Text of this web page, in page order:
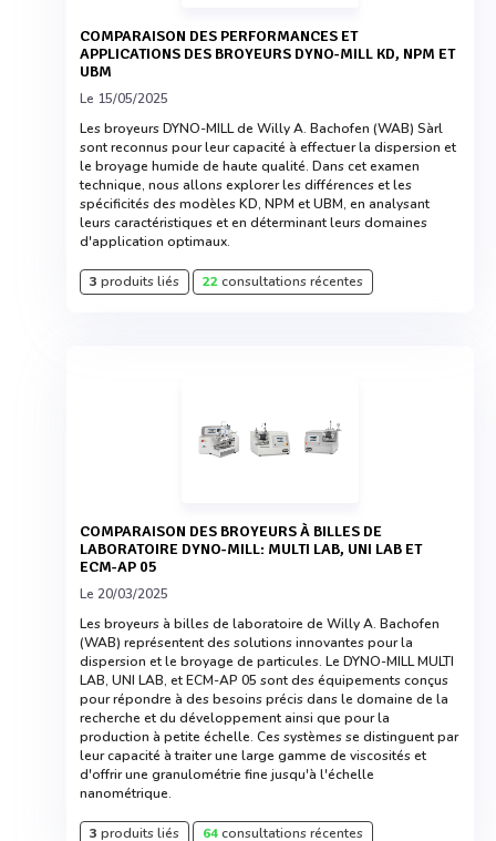
COMPARAISON DES PERFORMANCES ET
APPLICATIONS DES BROYEURS DYNO-MILL KD, NPM ET
UBM
Le 15/05/2025
Les broyeurs DYNO-MILL de Willy A. Bachofen (WAB) Sàrl
sont reconnus pour leur capacité à effectuer la dispersion et
le broyage humide de haute qualité. Dans cet examen
technique, nous allons explorer les différences et les
spécificités des modèles KD, NPM et UBM, en analysant
leurs caractéristiques et en déterminant leurs domaines
d'application optimaux.
3 produits liés 22consultations récentes
COMPARAISON DES BROYEURS À BILLES DE
LABORATOIRE DYNO-MILL: MULTI LAB, UNI LAB ET
ECM-AP 05
Le 20/03/2025
Les broyeurs à billes de laboratoire de Willy A. Bachofen
(WAB) représentent des solutions innovantes pour la
dispersion et le broyage de particules. Le DYNO-MILL MULTI
LAB, UNI LAB, et ECM-AP 05 sont des équipements conçus
pour répondre à des besoins précis dans le domaine de la
recherche et du développement ainsi que pour la
production à petite échelle. Ces systèmes se distinguent par
leur capacité à traiter une large gamme de viscosités et
d'offrir une granulométrie fine jusqu'à l'échelle
nanométrique.
3 produits liés 64consultations récentes